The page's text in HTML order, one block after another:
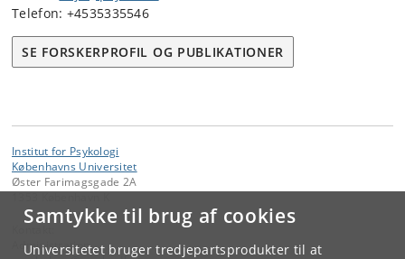
Samtykke til brug af cookies
Universitetet bruger tredjepartsprodukter til at
Telefon: +4535335546
SE FORSKERPROFIL OG PUBLIKATIONER
Institut for Psykologi
Københavns Universitet
Øster Farimagsgade 2A
Administration